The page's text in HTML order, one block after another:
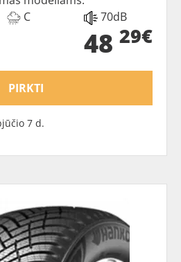
C 70dB
48 29€
PIRKTI
7 d.